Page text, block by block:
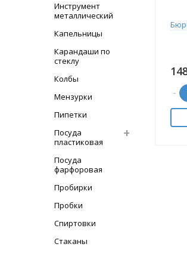
Инструмент
металлический
Капельницы
Карандаши по
стеклу
Колбы
Мензурки
Пипетки
Посуда
пластиковая
Посуда
фарфоровая
Пробирки
Пробки
Спиртовки
Стаканы
-